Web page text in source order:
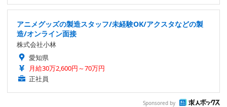
アニメグッズの製造スタッフ/未経験OK/アクスタなどの製
造/オンライン面接
株式会社小林
愛知県
月給30万2,600円～70万円
正社員
Sponsored by